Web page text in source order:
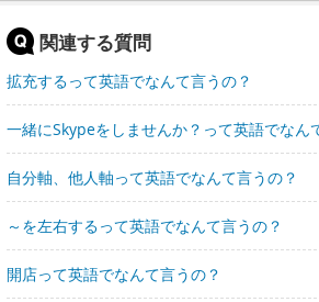
関連する質問
拡充するって英語でなんて言うの？
一緒にSkypeをしませんか？って英語でなん
自分軸、他人軸って英語でなんて言うの？
～を左右するって英語でなんて言うの？
開店って英語でなんて言うの？